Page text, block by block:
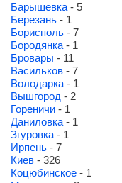
Барышевка - 5
Березань - 1
Борисполь - 7
Бородянка - 1
Бровары - 11
Васильков - 7
Володарка - 1
Вышгород - 2
Гореничи - 1
Даниловка - 1
Згуровка - 1
Ирпень - 7
Киев - 326
Коцюбинское - 1